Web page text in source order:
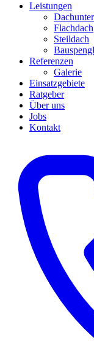
Leistungen
Flachdach
Steildach
Referenzen
Galerie
Einsatzgebiete
Ratgeber
Über uns
Jobs
Kontakt